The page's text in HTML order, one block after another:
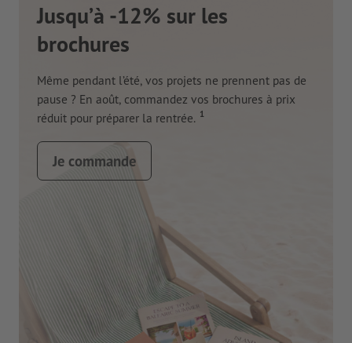
Jusqu’à -12% sur les
brochures
Même pendant l’été, vos projets ne prennent pas de
pause ? En août, commandez vos brochures à prix
réduit pour préparer la rentrée. 1
Je commande